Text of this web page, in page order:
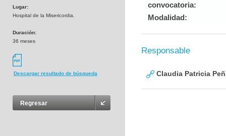
Lugar:
Hospital de la Misericordia.
Duración:
36 meses
Descargar resultado de búsqueda
Regresar
convocatoria:
Modalidad:
Responsable
Claudia Patricia